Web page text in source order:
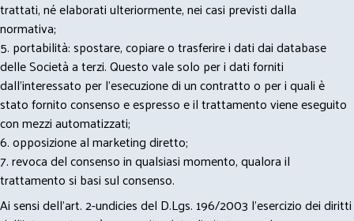
trattati, né elaborati ulteriormente, nei casi previsti dalla
normativa;
5. portabilità: spostare, copiare o trasferire i dati dai database
delle Società a terzi. Questo vale solo per i dati forniti
dall’interessato per l’esecuzione di un contratto o per i quali è
stato fornito consenso e espresso e il trattamento viene eseguito
con mezzi automatizzati;
6. opposizione al marketing diretto;
7. revoca del consenso in qualsiasi momento, qualora il
trattamento si basi sul consenso.
Ai sensi dell’art. 2-undicies del D.Lgs. 196/2003 l’esercizio dei diritti